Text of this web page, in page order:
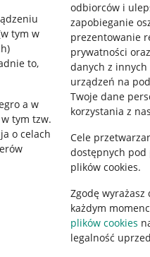
tym w
to,
a w
w tym tzw.
o celach
odbiorców i
zapobieganie
prezentowanie
prywatności
danych z innych
urządzeń na
Twoje dane
korzystania z
Cele
dostępnych pod
plików cookies.
Zgodę
każdym
plików cookies
legalność
plików "cookies"
plików "cookies"
lokalizacji
dla Aktu o Usługach